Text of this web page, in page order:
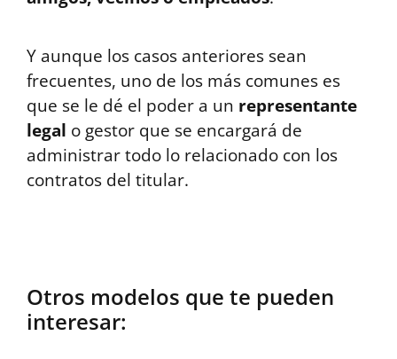
Y aunque los casos anteriores sean
frecuentes, uno de los más comunes es
que se le dé el poder a un representante
legal o gestor que se encargará de
administrar todo lo relacionado con los
contratos del titular.
Otros modelos que te pueden
interesar: